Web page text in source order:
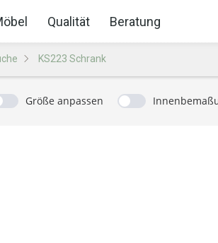
Qualität Beratung
KS223 Schrank
Größe anpassen